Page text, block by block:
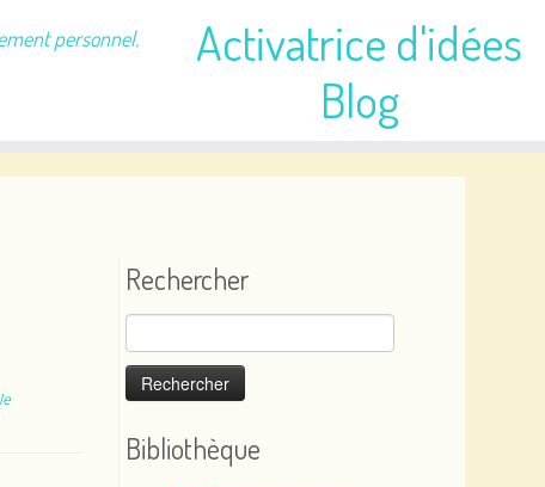
Activatrice d'idées
Blog
personnel.
Rechercher
Rechercher :
Bibliothèque